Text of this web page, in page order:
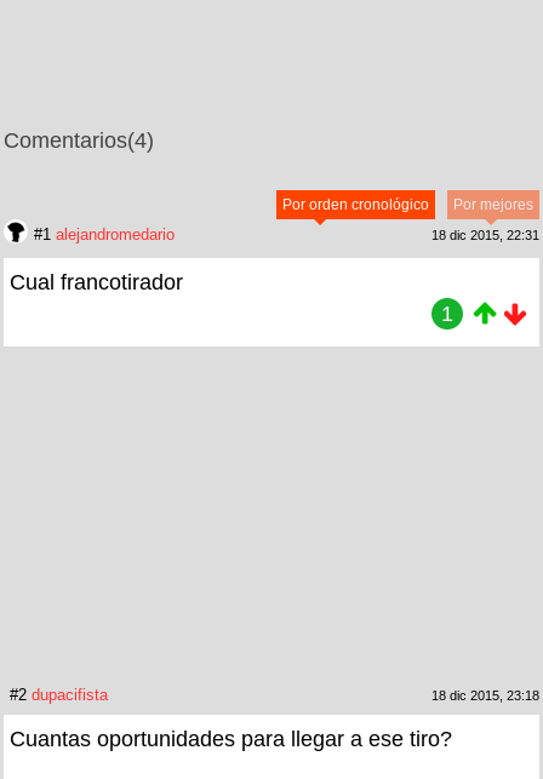
Comentarios(4)
Por mejores
Por orden cronológico
#1 alejandromedario 18 dic 2015, 22:31
Cual francotirador
1
#2 dupacifista 18 dic 2015, 23:18
Cuantas oportunidades para llegar a ese tiro?